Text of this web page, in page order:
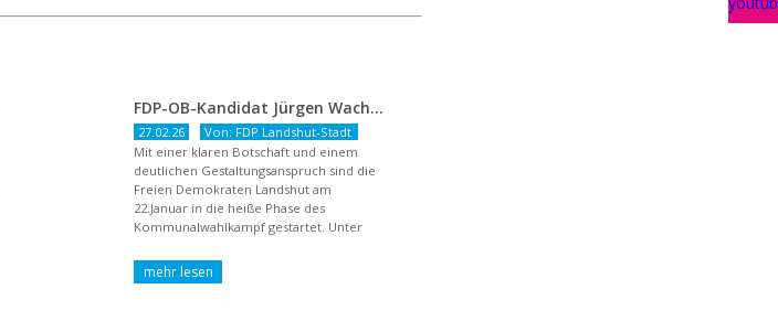
FDP-OB-Kandidat Jürgen Wachter: „Politik auf Pump ist unsozial“
27.02.26
Von: FDP Landshut-Stadt
Mit einer klaren Botschaft und einem
deutlichen Gestaltungsanspruch sind die
Freien Demokraten Landshut am
22.Januar in die heiße Phase des
Kommunalwahlkampf gestartet. Unter